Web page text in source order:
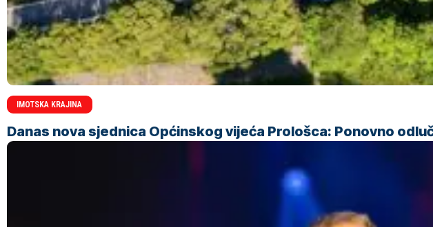
IMOTSKA KRAJINA
Danas nova sjednica Općinskog vijeća Prološca: Ponovno